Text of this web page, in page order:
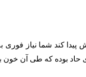
پیدا کند شما نیاز
حاد بوده که طی آن